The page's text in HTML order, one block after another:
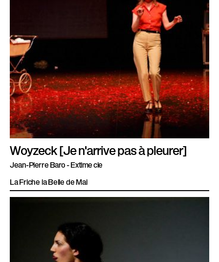
Woyzeck [Je n'arrive pas à pleurer]
Jean-Pierre Baro - Extime cie
La Friche la Belle de Mai